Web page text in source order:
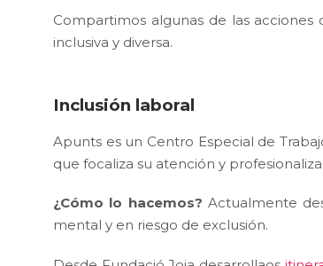
Compartimos algunas de las
inclusiva y diversa.
Inclusión laboral
Apunts es un Centro Especial de
que focaliza su atención y
¿Cómo lo hacemos? Actualmente
mental y en riesgo de exclusión.